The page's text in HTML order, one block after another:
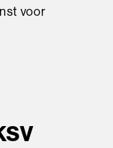
voor